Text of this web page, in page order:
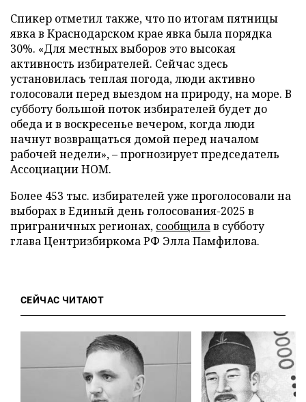
Спикер отметил также, что по итогам пятницы
явка в Краснодарском крае явка была порядка
30%. «Для местных выборов это высокая
активность избирателей. Сейчас здесь
установилась теплая погода, люди активно
голосовали перед выездом на природу, на море. В
субботу большой поток избирателей будет до
обеда и в воскресенье вечером, когда люди
начнут возвращаться домой перед началом
рабочей недели», – прогнозирует председатель
Ассоциации НОМ.
Более 453 тыс. избирателей уже проголосовали на
выборах в Единый день голосования-2025 в
приграничных регионах, сообщилав субботу
глава Центризбиркома РФ Элла Памфилова.
СЕЙЧАС ЧИТАЮТ